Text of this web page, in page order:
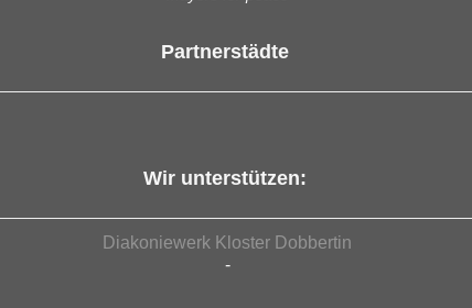
Partnerstädte
Wir unterstützen:
Diakoniewerk Kloster Dobbertin
-